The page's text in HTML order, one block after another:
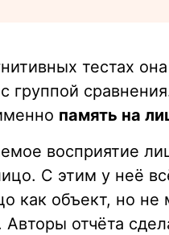
тестах
группой
память на
восприятие
С этим у неё
как объект, но не
отчёта